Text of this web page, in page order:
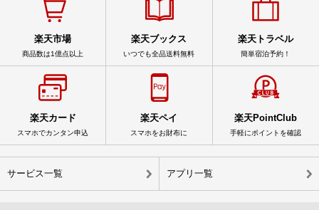
楽天市場
商品数は1億点以上
楽天ブックス
いつでも全品送料無料
楽天トラベル
簡単宿泊予約！
楽天カード
スマホでカンタン申込
楽天ペイ
スマホをお財布に
楽天PointClub
手軽にポイントを確認
サービス一覧 アプリ一覧